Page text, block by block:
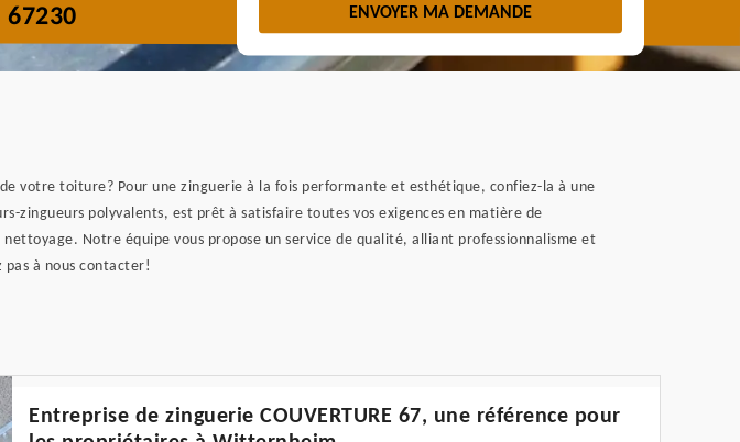
67230
votre toiture? Pour une zinguerie à la fois performante et esthétique, confiez-la à une
zingueurs polyvalents, est prêt à satisfaire toutes vos exigences en matière de
Notre équipe vous propose un service de qualité, alliant professionnalisme et
à nous contacter!
Entreprise de zinguerie COUVERTURE 67, une référence pour